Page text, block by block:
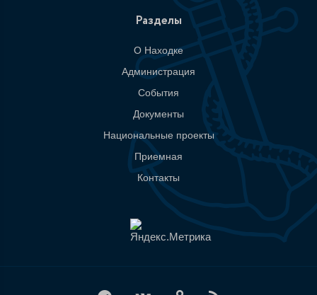
Разделы
О Находке
Администрация
События
Документы
Национальные проекты
Приемная
Контакты